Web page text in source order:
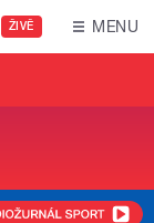
ŽIVĚ MENU